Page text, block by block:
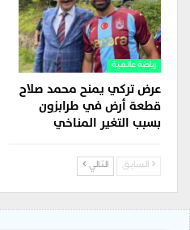
رياضة عالمية
عرض تركي يمنح محمد صلاح
قطعة أرض في طرابزون
بسبب التغير المناخي
السابق التالي